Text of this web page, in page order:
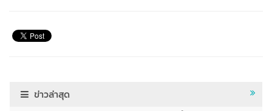
ข่าวล่าสุด